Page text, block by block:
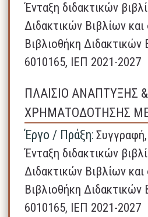
Ένταξη διδακτικών
Διδακτικών Βιβλίων
Βιβλιοθήκη
6010165, ΙΕΠ 2021-2027
ΠΛΑΙΣΙΟ ΑΝΑΠΤΥΞΗΣ &
ΧΡΗΜΑΤΟΔΟΤΗΣΗΣ
Έργο / Πράξη:
Ένταξη διδακτικών
Διδακτικών Βιβλίων
Βιβλιοθήκη
6010165, ΙΕΠ 2021-2027